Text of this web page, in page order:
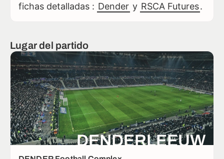
fichas detalladas : Dender y RSCA Futures.
Lugar del partido
DENDERLEEUW